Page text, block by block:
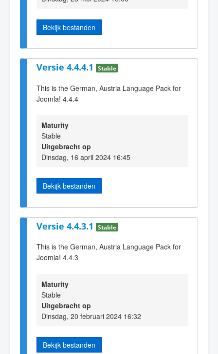
Bekijk bestanden
Versie 4.4.4.1 Stable
This is the German, Austria Language Pack for
Joomla! 4.4.4
Maturity
Stable
Uitgebracht op
Dinsdag, 16 april 2024 16:45
Bekijk bestanden
Versie 4.4.3.1 Stable
This is the German, Austria Language Pack for
Joomla! 4.4.3
Maturity
Stable
Uitgebracht op
Dinsdag, 20 februari 2024 16:32
Bekijk bestanden